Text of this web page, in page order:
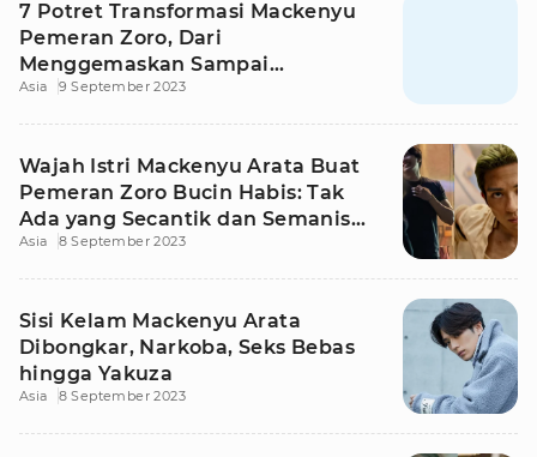
7 Potret Transformasi Mackenyu
Pemeran Zoro, Dari
Menggemaskan Sampai
Menggiurkan
Asia 9 September 2023
Wajah Istri Mackenyu Arata Buat
Pemeran Zoro Bucin Habis: Tak
Ada yang Secantik dan Semanis
Dia
Asia 8 September 2023
Sisi Kelam Mackenyu Arata
Dibongkar, Narkoba, Seks Bebas
hingga Yakuza
Asia 8 September 2023